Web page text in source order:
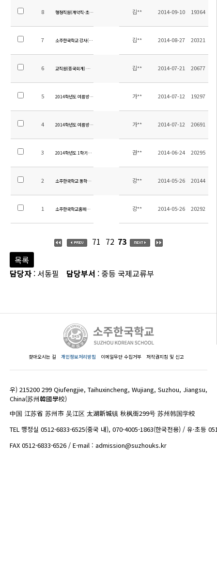
8 행정직원(계약직-초빙) 채용 공고 김** 2014-09-10 19364
7 소주한국학교 강사(중국어, 영어) 채용 공고 김** 2014-08-27 20321
6 교직원(중국회계) 채용 공고 김** 2014-07-21 20677
5 2014학년도 여름방학 중 전입 및 입학 안내 가** 2014-07-12 19297
4 2014학년도 여름방학 학년별 계획서 가** 2014-07-12 20691
3 2014학년도 1학기말 학업성취도평가 범위 권** 2014-06-24 20295
2 소주한국학교 통학차량 운행시간 및 탑승위치 안내
강** 2014-05-26 20144
1 소주한국학교홈페이지 방문을 환영합니다. 강** 2014-05-26 20292
71 72 73
목록
담당자 : 서동필 담당부서 : 중등 국제교류부
찾아오시는 길 개인정보처리방침 이메일무단 수집거부 저작권지침 및 신고
우) 215200 299 Qiufengjie, Taihuxincheng, Wujiang, Suzhou, Jiangsu,
China(苏州韓國學校)
中国 江苏省 苏州市 吴江区 太湖新城镇 秋枫街299号 苏州韩国学校
TEL 행정실 0512-6833-6525(중국 내), 070-4005-1863(한국전용) / 유·초등
FAX 0512-6833-6526 / E-mail : admission@suzhouks.kr